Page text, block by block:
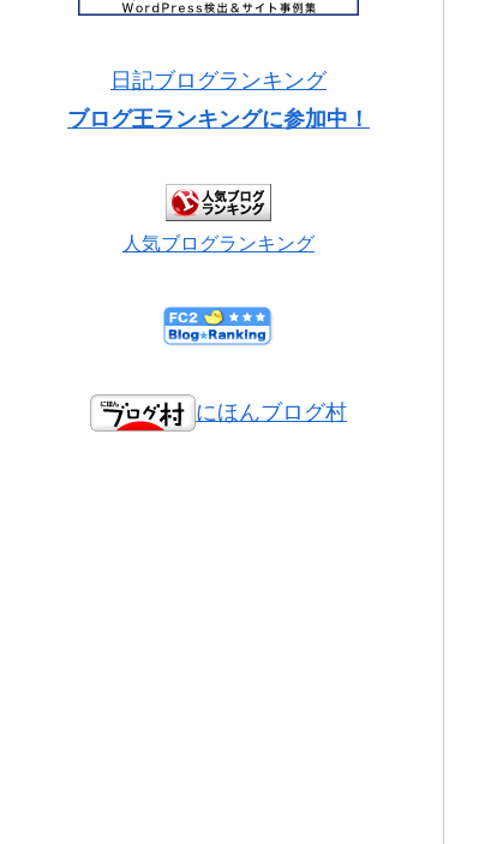
日記ブログランキング
ブログ王ランキングに参加中！
人気ブログランキング
にほんブログ村